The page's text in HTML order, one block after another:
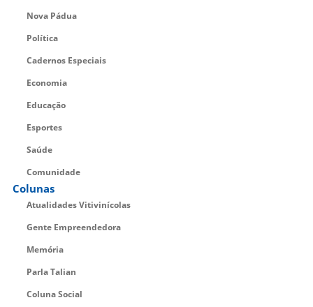
Nova Pádua
Política
Cadernos Especiais
Economia
Educação
Esportes
Saúde
Comunidade
Colunas
Atualidades Vitivinícolas
Gente Empreendedora
Memória
Parla Talian
Coluna Social